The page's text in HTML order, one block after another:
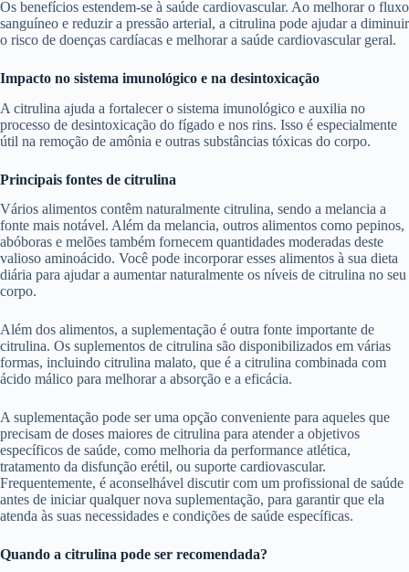
Os benefícios estendem-se à saúde cardiovascular. Ao melhorar o fluxo
sanguíneo e reduzir a pressão arterial, a citrulina pode ajudar a diminuir
o risco de doenças cardíacas e melhorar a saúde cardiovascular geral.
Impacto no sistema imunológico e na desintoxicação
A citrulina ajuda a fortalecer o sistema imunológico e auxilia no
processo de desintoxicação do fígado e nos rins. Isso é especialmente
útil na remoção de amônia e outras substâncias tóxicas do corpo.
Principais fontes de citrulina
Vários alimentos contêm naturalmente citrulina, sendo a melancia a
fonte mais notável. Além da melancia, outros alimentos como pepinos,
abóboras e melões também fornecem quantidades moderadas deste
valioso aminoácido. Você pode incorporar esses alimentos à sua dieta
diária para ajudar a aumentar naturalmente os níveis de citrulina no seu
corpo.
Além dos alimentos, a suplementação é outra fonte importante de
citrulina. Os suplementos de citrulina são disponibilizados em várias
formas, incluindo citrulina malato, que é a citrulina combinada com
ácido málico para melhorar a absorção e a eficácia.
A suplementação pode ser uma opção conveniente para aqueles que
precisam de doses maiores de citrulina para atender a objetivos
específicos de saúde, como melhoria da performance atlética,
tratamento da disfunção erétil, ou suporte cardiovascular.
Frequentemente, é aconselhável discutir com um profissional de saúde
antes de iniciar qualquer nova suplementação, para garantir que ela
atenda às suas necessidades e condições de saúde específicas.
Quando a citrulina pode ser recomendada?